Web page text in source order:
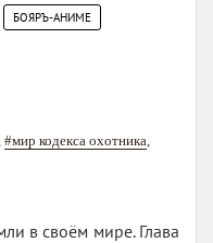
БОЯРЪ-АНИМЕ
#мир кодекса охотника
в своём мире. Глава